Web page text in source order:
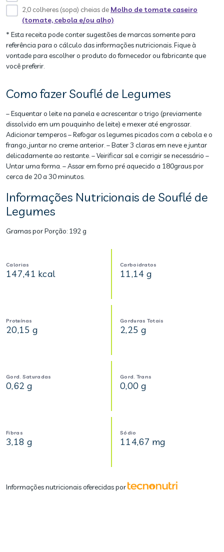
2,0 colheres (sopa) cheias de Molho de tomate caseiro
(tomate, cebola e/ou alho)
* Esta receita pode conter sugestões de marcas somente para
referência para o cálculo das informações nutricionais. Fique à
vontade para escolher o produto do fornecedor ou fabricante que
você preferir.
Como fazer Souflé de Legumes
– Esquentar o leite na panela e acrescentar o trigo (previamente
dissolvido em um pouquinho de leite) e mexer até engrossar.
Adicionar temperos – Refogar os legumes picados com a cebola e o
frango, juntar no creme anterior. – Bater 3 claras em neve e juntar
delicadamente ao restante. – Veirificar sal e corrigir se necessário –
Untar uma forma. – Assar em forno pré aquecido a 180graus por
cerca de 20 a 30 minutos.
Informações Nutricionais de Souflé de
Legumes
Gramas por Porção: 192 g
Calorias
147,41 kcal
Carboidratos
11,14 g
Proteínas
20,15 g
Gorduras Totais
2,25 g
Gord. Saturadas
0,62 g
Gord. Trans
0,00 g
Fibras
3,18 g
Sódio
114,67 mg
Informações nutricionais oferecidas por